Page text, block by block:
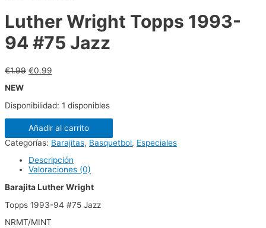
Luther Wright Topps 1993-
94 #75 Jazz
€1.99 €0.99
NEW
Disponibilidad: 1 disponibles
Añadir al carrito
Categorías: Barajitas, Basquetbol, Especiales
Descripción
Valoraciones (0)
Barajita Luther Wright
Topps 1993-94 #75 Jazz
NRMT/MINT